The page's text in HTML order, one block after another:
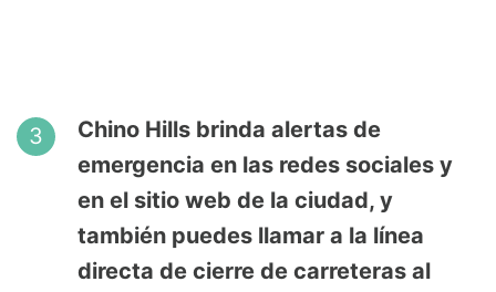
Chino Hills brinda alertas de
emergencia en las redes sociales y
en el sitio web de la ciudad, y
también puedes llamar a la línea
directa de cierre de carreteras al